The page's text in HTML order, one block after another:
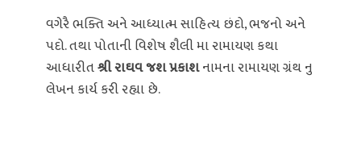
વગેરૈ ભક્તિ અને આધ્યાત્મ સાહિત્ય છંદો,‌ ભજનો અને
પદો. તથા પોતાની વિશેષ શૈલી મા રામાયણ કથા
આધારીતશ્રી રાઘવ જશ પ્રકાશનામના રામાયણ ગ્રંથ નુ
લેખન કાર્ય કરી રહ્યા છે.